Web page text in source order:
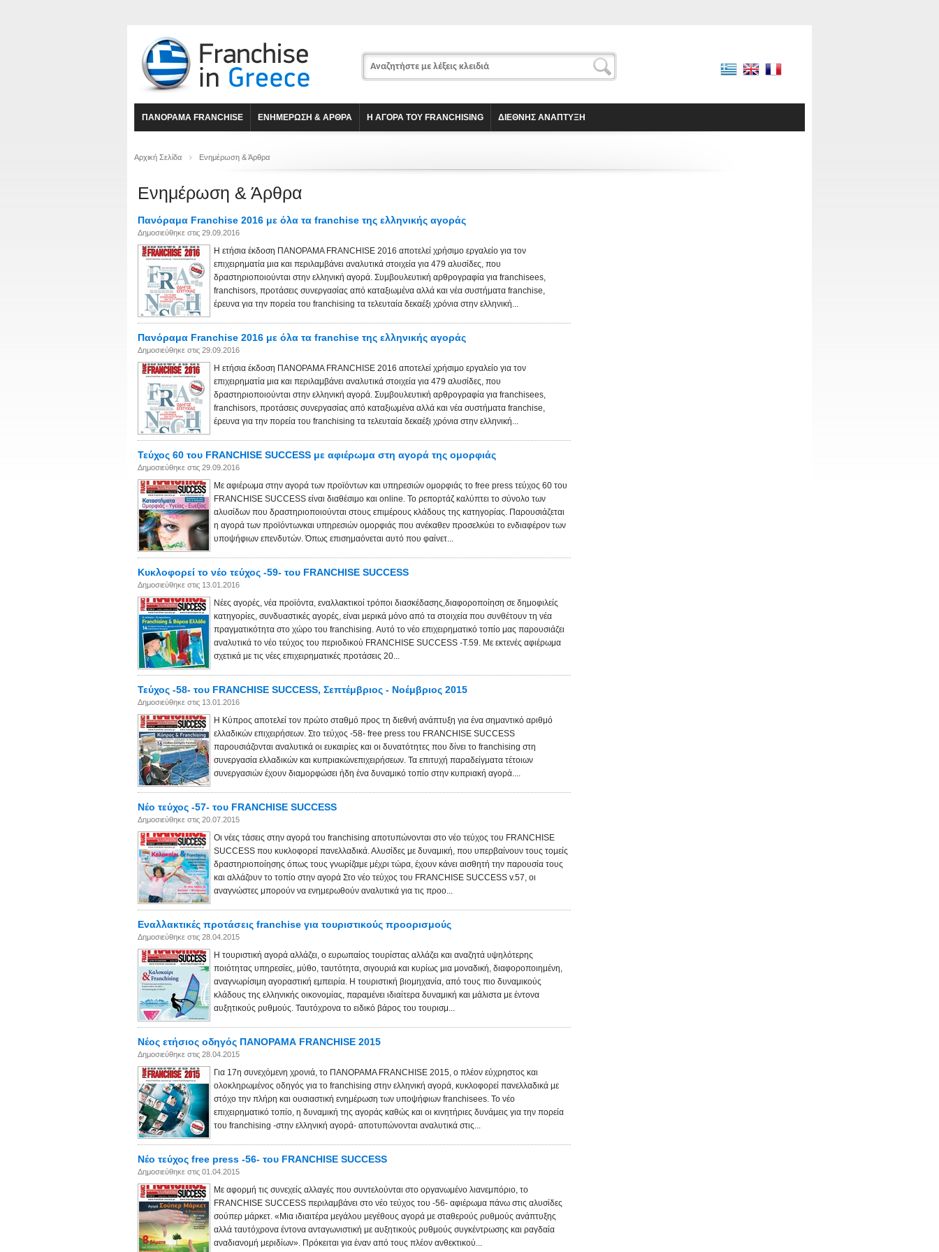
ΠΑΝΟΡΑΜΑ FRANCHISE ΕΝΗΜΕΡΩΣΗ & ΑΡΘΡΑ Η ΑΓΟΡΑ ΤΟΥ FRANCHISING ΔΙΕΘΝΗΣ ΑΝΑΠΤΥΞΗ
Αρχική Σελίδα Ενημέρωση & Άρθρα
Ενημέρωση & Άρθρα
Πανόραμα Franchise 2016 με όλα τα franchise της ελληνικής αγοράς
Δημοσιεύθηκε στις 29.09.2016
Η ετήσια έκδοση ΠΑΝΟΡΑΜΑ FRANCHISE 2016 αποτελεί χρήσιμο εργαλείο για τον
επιχειρηματία μια και περιλαμβάνει αναλυτικά στοιχεία για 479 αλυσίδες, που
δραστηριοποιούνται στην ελληνική αγορά. Συμβουλευτική αρθρογραφία για franchisees,
franchisors, προτάσεις συνεργασίας από καταξιωμένα αλλά και νέα συστήματα franchise,
έρευνα για την πορεία του franchising τα τελευταία δεκαέξι χρόνια στην ελληνική...
Πανόραμα Franchise 2016 με όλα τα franchise της ελληνικής αγοράς
Δημοσιεύθηκε στις 29.09.2016
Η ετήσια έκδοση ΠΑΝΟΡΑΜΑ FRANCHISE 2016 αποτελεί χρήσιμο εργαλείο για τον
επιχειρηματία μια και περιλαμβάνει αναλυτικά στοιχεία για 479 αλυσίδες, που
δραστηριοποιούνται στην ελληνική αγορά. Συμβουλευτική αρθρογραφία για franchisees,
franchisors, προτάσεις συνεργασίας από καταξιωμένα αλλά και νέα συστήματα franchise,
έρευνα για την πορεία του franchising τα τελευταία δεκαέξι χρόνια στην ελληνική...
Τεύχος 60 του FRANCHISE SUCCESS με αφιέρωμα στη αγορά της ομορφιάς
Δημοσιεύθηκε στις 29.09.2016
Με αφιέρωμα στην αγορά των προϊόντων και υπηρεσιών ομορφιάς το free press τεύχος 60 του
FRANCHISE SUCCESS είναι διαθέσιμο και online. To ρεπορτάζ καλύπτει το σύνολο των
αλυσίδων που δραστηριοποιούνται στους επιμέρους κλάδους της κατηγορίας. Παρουσιάζεται
η αγορά των προϊόντωνκαι υπηρεσιών ομορφιάς που ανέκαθεν προσελκύει το ενδιαφέρον των
υποψήφιων επενδυτών. Όπως επισημαόνεται αυτό που φαίνετ...
Κυκλοφορεί το νέο τεύχος -59- του FRANCHISE SUCCESS
Δημοσιεύθηκε στις 13.01.2016
Νέες αγορές, νέα προϊόντα, εναλλακτικοί τρόποι διασκέδασης,διαφοροποίηση σε δημοφιλείς
κατηγορίες, συνδυαστικές αγορές, είναι μερικά μόνο από τα στοιχεία που συνθέτουν τη νέα
πραγματικότητα στο χώρο του franchising. Αυτό το νέο επιχειρηματικό τοπίο μας παρουσιάζει
αναλυτικά το νέο τεύχος του περιοδικού FRANCHISE SUCCESS -Τ.59. Με εκτενές αφιέρωμα
σχετικά με τις νέες επιχειρηματικές προτάσεις 20...
Τεύχος -58- του FRANCHISE SUCCESS, Σεπτέμβριος - Νοέμβριος 2015
Δημοσιεύθηκε στις 13.01.2016
Η Κύπρος αποτελεί τον πρώτο σταθμό προς τη διεθνή ανάπτυξη για ένα σημαντικό αριθμό
ελλαδικών επιχειρήσεων. Στο τεύχος -58- free press του FRANCHISE SUCCESS
παρουσιάζονται αναλυτικά οι ευκαιρίες και οι δυνατότητες που δίνει το franchising στη
συνεργασία ελλαδικών και κυπριακώνεπιχειρήσεων. Τα επιτυχή παραδείγματα τέτοιων
συνεργασιών έχουν διαμορφώσει ήδη ένα δυναμικό τοπίο στην κυπριακή αγορά....
Νέο τεύχος -57- του FRANCHISE SUCCESS
Δημοσιεύθηκε στις 20.07.2015
Οι νέες τάσεις στην αγορά του franchising αποτυπώνονται στο νέο τεύχος του FRANCHISE
SUCCESS που κυκλοφορεί πανελλαδικά. Αλυσίδες με δυναμική, που υπερβαίνουν τους τομείς
δραστηριοποίησης όπως τους γνωρίζαμε μέχρι τώρα, έχουν κάνει αισθητή την παρουσία τους
και αλλάζουν το τοπίο στην αγορά Στο νέο τεύχος του FRANCHISE SUCCESS v.57, οι
αναγνώστες μπορούν να ενημερωθούν αναλυτικά για τις προο...
Εναλλακτικές προτάσεις franchise για τουριστικούς προορισμούς
Δημοσιεύθηκε στις 28.04.2015
H τουριστική αγορά αλλάζει, ο ευρωπαίος τουρίστας αλλάζει και αναζητά υψηλότερης
ποιότητας υπηρεσίες, μύθο, ταυτότητα, σιγουριά και κυρίως μια μοναδική, διαφοροποιημένη,
αναγνωρίσιμη αγοραστική εμπειρία. Η τουριστική βιομηχανία, από τους πιο δυναμικούς
κλάδους της ελληνικής οικονομίας, παραμένει ιδιαίτερα δυναμική και μάλιστα με έντονα
αυξητικούς ρυθμούς. Ταυτόχρονα το ειδικό βάρος του τουρισμ...
Νέος ετήσιος οδηγός ΠΑΝΟΡΑΜΑ FRANCHISE 2015
Δημοσιεύθηκε στις 28.04.2015
Για 17η συνεχόμενη χρονιά, το ΠΑΝΟΡΑΜΑ FRANCHISE 2015, ο πλέον εύχρηστος και
ολοκληρωμένος οδηγός για το franchising στην ελληνική αγορά, κυκλοφορεί πανελλαδικά με
στόχο την πλήρη και ουσιαστική ενημέρωση των υποψήφιων franchisees. Το νέο
επιχειρηματικό τοπίο, η δυναμική της αγοράς καθώς και οι κινητήριες δυνάμεις για την πορεία
του franchising -στην ελληνική αγορά- αποτυπώνονται αναλυτικά στις...
Νέο τεύχος free press -56- του FRANCHISE SUCCESS
Δημοσιεύθηκε στις 01.04.2015
Με αφορμή τις συνεχείς αλλαγές που συντελούνται στο οργανωμένο λιανεμπόριο, το
FRANCHISE SUCCESS περιλαμβάνει στο νέο τεύχος του -56- αφιέρωμα πάνω στις αλυσίδες
σούπερ μάρκετ. «Μια ιδιαιτέρα μεγάλου μεγέθους αγορά με σταθερούς ρυθμούς ανάπτυξης
αλλά ταυτόχρονα έντονα ανταγωνιστική με αυξητικούς ρυθμούς συγκέντρωσης και ραγδαία
αναδιανομή μεριδίων». Πρόκειται για έναν από τους πλέον ανθεκτικού...